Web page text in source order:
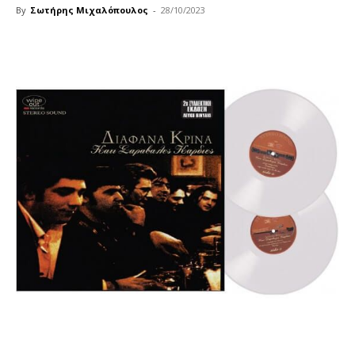
By Σωτήρης Μιχαλόπουλος - 28/10/2023